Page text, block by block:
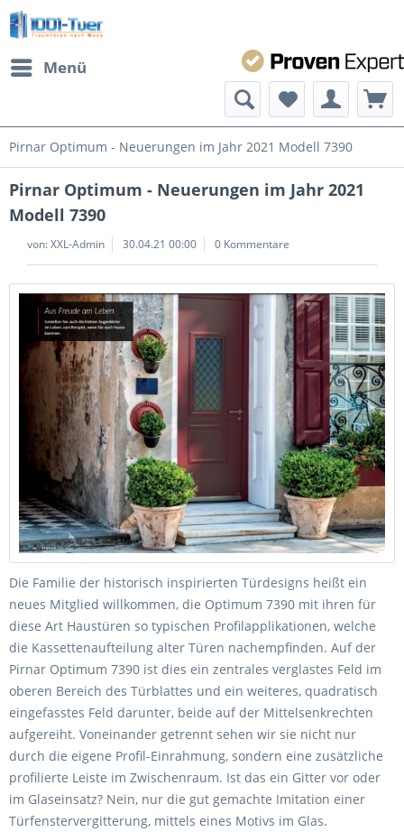
Menü
Pirnar Optimum - Neuerungen im Jahr 2021 Modell 7390
Pirnar Optimum - Neuerungen im Jahr 2021
Modell 7390
von:XXL-Admin 30.04.21 00:00 0 Kommentare
Die Familie der historisch inspirierten Türdesigns heißt ein
neues Mitglied willkommen, die Optimum 7390 mit ihren für
diese Art Haustüren so typischen Profilapplikationen, welche
die Kassettenaufteilung alter Türen nachempfinden. Auf der
Pirnar Optimum 7390 ist dies ein zentrales verglastes Feld im
oberen Bereich des Türblattes und ein weiteres, quadratisch
eingefasstes Feld darunter, beide auf der Mittelsenkrechten
aufgereiht. Voneinander getrennt sehen wir sie nicht nur
durch die eigene Profil-Einrahmung, sondern eine zusätzliche
profilierte Leiste im Zwischenraum. Ist das ein Gitter vor oder
im Glaseinsatz? Nein, nur die gut gemachte Imitation einer
Türfenstervergitterung, mittels eines Motivs im Glas.